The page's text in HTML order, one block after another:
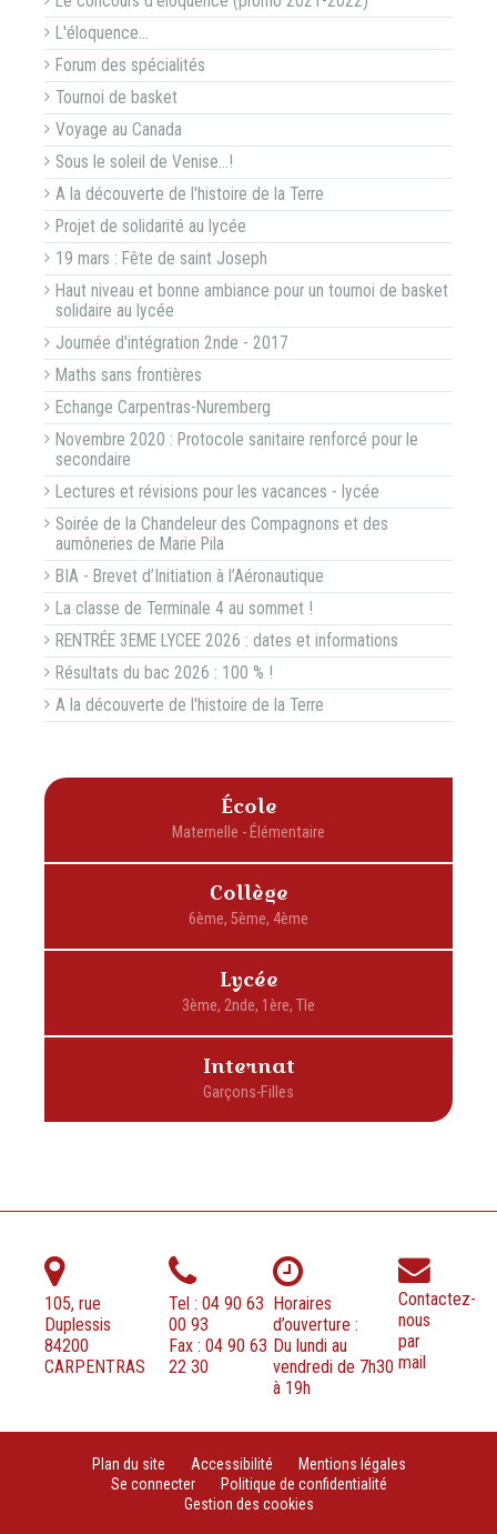
L'éloquence...
Forum des spécialités
Tournoi de basket
Voyage au Canada
Sous le soleil de Venise...!
A la découverte de l'histoire de la Terre
Projet de solidarité au lycée
19 mars : Fête de saint Joseph
Haut niveau et bonne ambiance pour un tournoi de basket
solidaire au lycée
Journée d'intégration 2nde - 2017
Maths sans frontières
Echange Carpentras-Nuremberg
Novembre 2020 : Protocole sanitaire renforcé pour le
secondaire
Lectures et révisions pour les vacances - lycée
Soirée de la Chandeleur des Compagnons et des
aumôneries de Marie Pila
BIA - Brevet d’Initiation à l’Aéronautique
La classe de Terminale 4 au sommet !
RENTRÉE 3EME LYCEE 2026 : dates et informations
Résultats du bac 2026 : 100 % !
A la découverte de l'histoire de la Terre
École
Collège
Lycée
Internat
105, rue
Duplessis
84200
CARPENTRAS
Tel : 04 90 63
00 93
Fax : 04 90 63
22 30
Horaires
d’ouverture :
Du lundi au
vendredi de 7h30
à 19h
Contactez-
nous
par
mail
Plan du site Accessibilité
Mentions légales
Se connecter
Politique de confidentialité
Gestion des cookies